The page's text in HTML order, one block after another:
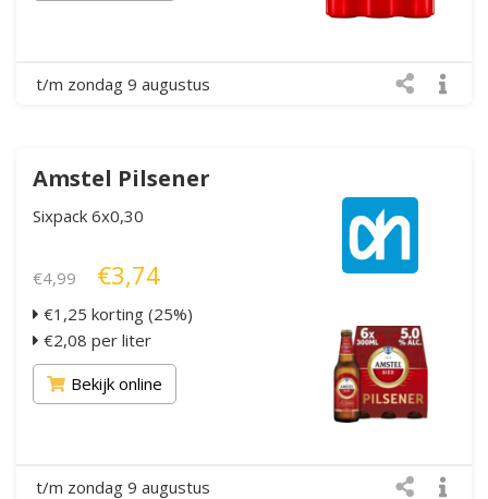
t/m zondag 9 augustus
Amstel Pilsener
Sixpack 6x0,30
€4,99 €3,74
€1,25 korting (25%)
€2,08 per liter
Bekijk online
t/m zondag 9 augustus